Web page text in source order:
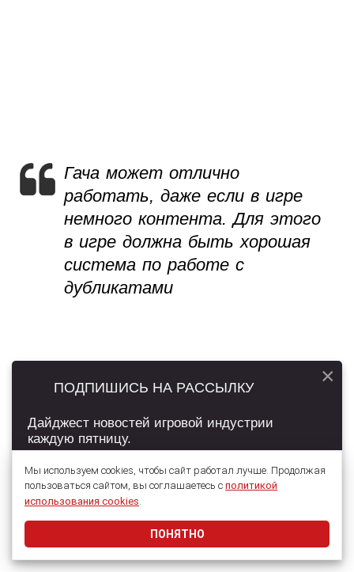
Гача может отлично
работать, даже если в игре
немного контента. Для этого
в игре должна быть хорошая
система по работе с
дубликатами
Мы используем cookies, чтобы сайт работал лучше. Продолжая
пользоваться сайтом, вы соглашаетесь с политикой
использования cookies.
ПОНЯТНО
ПОДПИШИСЬ НА РАССЫЛКУ
Дайджест новостей игровой индустрии
каждую пятницу.
Даю согласие на обработкуперсональных данных
×